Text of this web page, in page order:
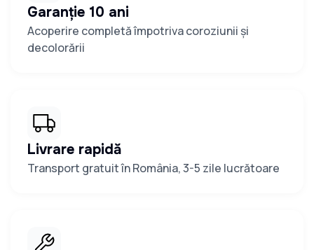
Garanție 10 ani
Acoperire completă împotriva coroziunii și
decolorării
Livrare rapidă
Transport gratuit în România, 3-5 zile lucrătoare